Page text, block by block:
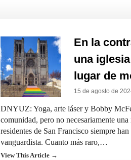
En la
una
lugar de
15 de agosto de
DNYUZ: Yoga, arte láser y Bobby
comunidad, pero no necesariamente
residentes de San Francisco siempre
vanguardista. Cuanto más raro,…
View This Article →